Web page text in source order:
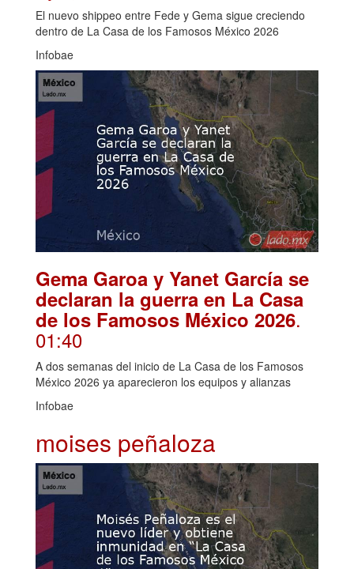
El nuevo shippeo entre Fede y Gema sigue creciendo
dentro de La Casa de los Famosos México 2026
Infobae
Gema Garoa y Yanet García se
declaran la guerra en La Casa
de los Famosos México 2026.
01:40
A dos semanas del inicio de La Casa de los Famosos
México 2026 ya aparecieron los equipos y alianzas
Infobae
moises peñaloza